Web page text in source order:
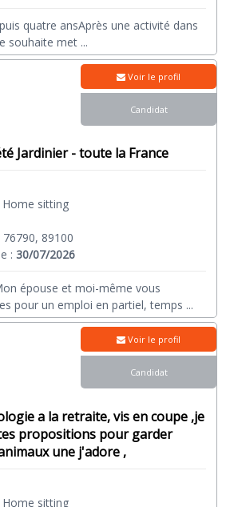
quatre ansAprès une activité dans
souhaite met ...
Jardinier - toute la France
sitting
89100
:30/07/2026
épouse et moi-même vous
pour un emploi en partiel, temps ...
Voir le profil
Candidat
a la retraite, vis en coupe ,je
propositions pour garder
une j'adore ,
sitting
Voir le profil
Candidat